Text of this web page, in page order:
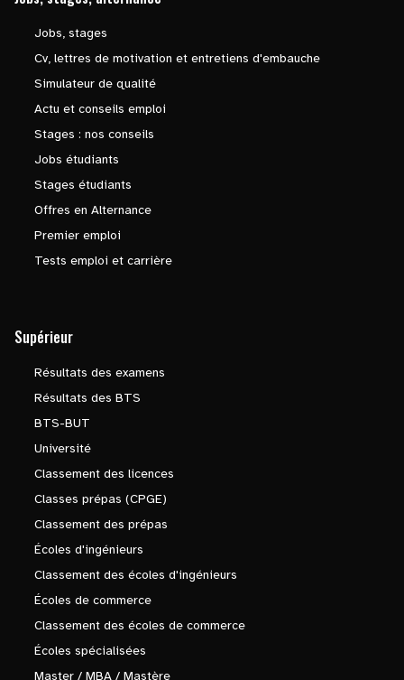
Jobs, stages
Cv, lettres de motivation et entretiens d'embauche
Simulateur de qualité
Actu et conseils emploi
Stages : nos conseils
Jobs étudiants
Stages étudiants
Offres en Alternance
Premier emploi
Tests emploi et carrière
Supérieur
Résultats des examens
Résultats des BTS
BTS-BUT
Université
Classement des licences
Classes prépas (CPGE)
Classement des prépas
Écoles d'ingénieurs
Classement des écoles d'ingénieurs
Écoles de commerce
Classement des écoles de commerce
Écoles spécialisées
Master / MBA / Mastère